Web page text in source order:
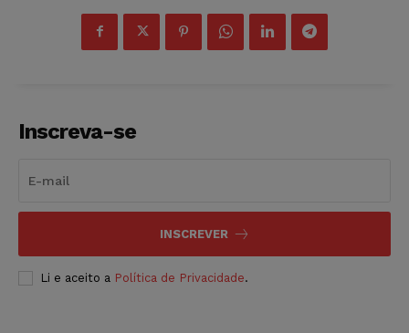
Inscreva-se
INSCREVER
Li e aceito a Política de Privacidade.